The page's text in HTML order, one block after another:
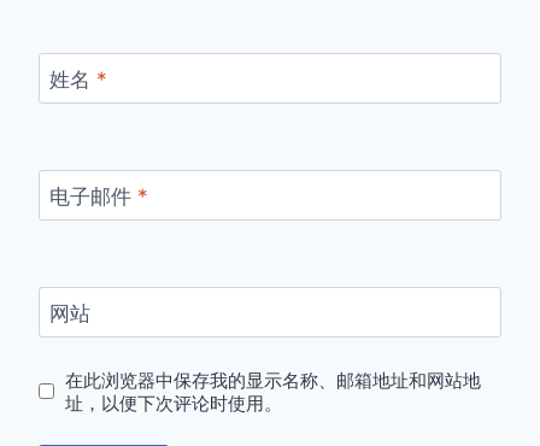
姓名 *
电子邮件 *
网站
在此浏览器中保存我的显示名称、邮箱地址和网站地
址，以便下次评论时使用。